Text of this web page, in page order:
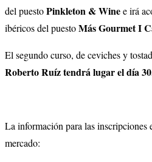
del puestoPinkleton & Winee irá
ibéricos del puestoMás Gourmet I
El segundo curso, de ceviches y
Roberto Ruíz tendrá lugar el día
La información para las inscripciones
mercado: